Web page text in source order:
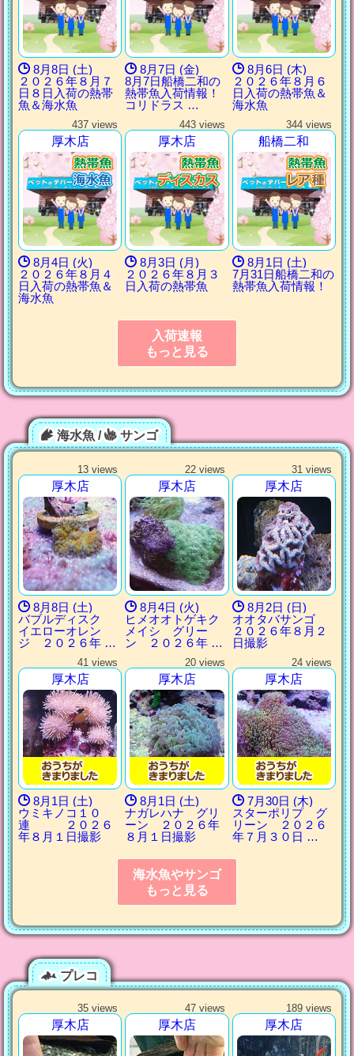
8月8日 (土)
２０２６年８月７
日８日入荷の熱帯
魚＆海水魚
8月7日 (金)
8月7日船橋二和の
熱帯魚入荷情報！
コリドラス …
8月6日 (木)
２０２６年８月６
日入荷の熱帯魚＆
海水魚
437 views
厚木店
8月4日 (火)
２０２６年８月４
日入荷の熱帯魚＆
海水魚
443 views
厚木店
8月3日 (月)
２０２６年８月３
日入荷の熱帯魚
344 views
船橋二和
8月1日 (土)
7月31日船橋二和の
熱帯魚入荷情報！
入荷速報
もっと見る
海水魚 / サンゴ
13 views
厚木店
8月8日 (土)
バブルディスク
イエローオレン
ジ ２０２６年 …
22 views
厚木店
8月4日 (火)
ヒメオオトゲキク
メイシ グリー
ン ２０２６年 …
31 views
厚木店
8月2日 (日)
オオタバサンゴ
２０２６年８月２
日撮影
41 views
厚木店
8月1日 (土)
ウミキノコ１０
連 ２０２６
年８月１日撮影
20 views
厚木店
8月1日 (土)
ナガレハナ グリ
ーン ２０２６年
８月１日撮影
24 views
厚木店
7月30日 (木)
スターポリプ グ
リーン ２０２６
年７月３０日 …
海水魚やサンゴ
もっと見る
プレコ
35 views
厚木店
47 views
厚木店
189 views
厚木店